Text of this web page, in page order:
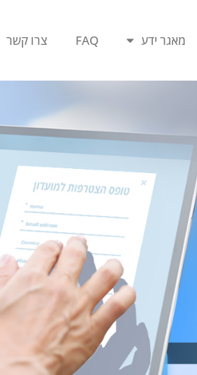
מאגר ידע FAQ צרו קשר